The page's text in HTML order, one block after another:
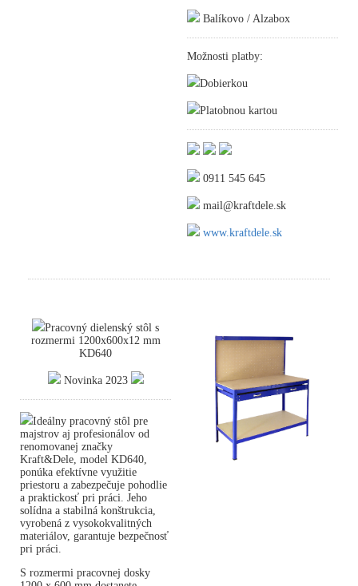
Balíkovo / Alzabox
Možnosti platby:
Dobierkou
Platobnou kartou
0911 545 645
mail@kraftdele.sk
www.kraftdele.sk
Pracovný dielenský stôl s
rozmermi 1200x600x12 mm
KD640
Novinka 2023
Ideálny pracovný stôl pre
majstrov aj profesionálov od
renomovanej značky
Kraft&Dele, model KD640,
ponúka efektívne využitie
priestoru a zabezpečuje pohodlie
a praktickosť pri práci. Jeho
solídna a stabilná konštrukcia,
vyrobená z vysokokvalitných
materiálov, garantuje bezpečnosť
pri práci.
S rozmermi pracovnej dosky